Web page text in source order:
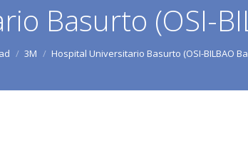
Basurto (OSI-
3M Hospital Universitario Basurto (OSI-BILBAO